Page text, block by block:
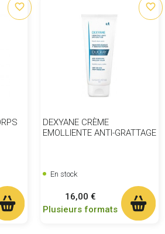
favorite_border
DEXYANE CRÈME
EMOLLIENTE ANTI-GRATTAGE
favorite_border
En stock
Prix
16,00 €
Plusieurs formats